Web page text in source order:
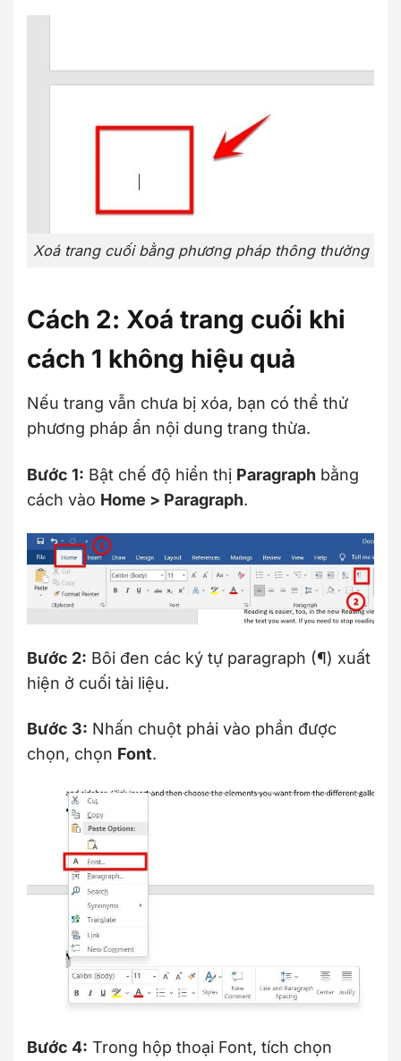
Xoá trang cuối bằng phương pháp thông thường
Cách 2: Xoá trang cuối khi
cách 1 không hiệu quả
Nếu trang vẫn chưa bị xóa, bạn có thể thử
phương pháp ẩn nội dung trang thừa.
Bước 1: Bật chế độ hiển thị Paragraph bằng
cách vào Home > Paragraph.
Bước 2: Bôi đen các ký tự paragraph (¶) xuất
hiện ở cuối tài liệu.
Bước 3: Nhấn chuột phải vào phần được
chọn, chọn Font.
Bước 4: Trong hộp thoại Font, tích chọn